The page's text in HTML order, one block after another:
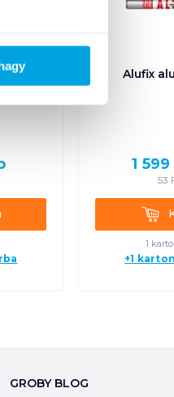
Alufix
1 599
53
1
+1
GROBY BLOG